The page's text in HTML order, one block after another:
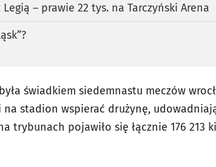
– prawie 22 tys. na Tarczyński Arena
świadkiem siedemnastu meczów
stadion wspierać drużynę,
trybunach pojawiło się łącznie 176 213